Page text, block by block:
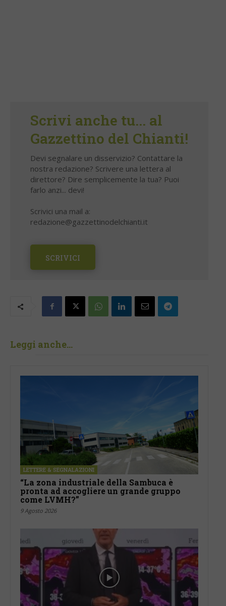
Scrivi anche tu... al
Gazzettino del Chianti!
Devi segnalare un disservizio? Contattare la
nostra redazione? Scrivere una lettera al
direttore? Dire semplicemente la tua? Puoi
farlo anzi... devi!
Scrivici una mail a:
redazione@gazzettinodelchianti.it
SCRIVICI
Leggi anche...
LETTERE & SEGNALAZIONI
“La zona industriale della Sambuca è
pronta ad accogliere un grande gruppo
come LVMH?”
9 Agosto 2026